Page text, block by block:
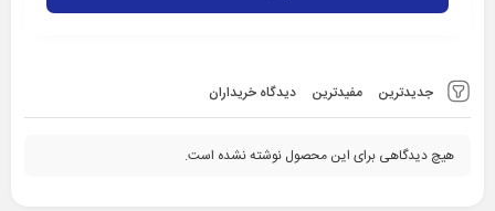
جدیدترین مفیدترین دیدگاه خریداران
هیچ دیدگاهی برای این محصول نوشته نشده است.